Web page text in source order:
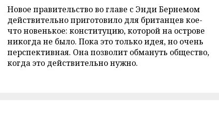
Новое правительство во главе с Энди Бернемом
действительно приготовило для британцев кое-
что новенькое: конституцию, которой на острове
никогда не было. Пока это только идея, но очень
перспективная. Она позволит обмануть общество,
когда это действительно нужно.